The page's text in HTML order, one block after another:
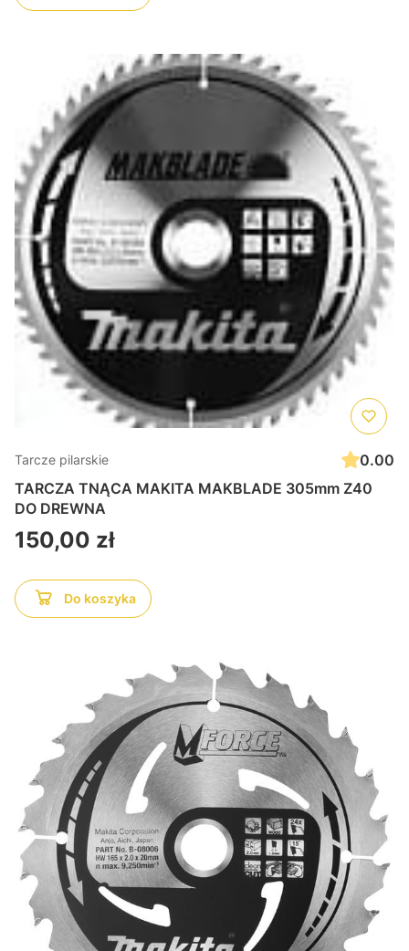
Tarcze pilarskie
0.00
TARCZA TNĄCA MAKITA MAKBLADE 305mm Z40
DO DREWNA
Cena
150,00 zł
Do koszyka